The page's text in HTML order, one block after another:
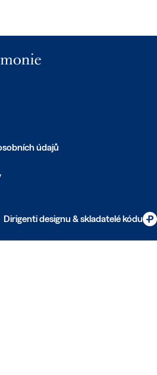
údajů
Dirigenti designu & skladatelé kódu